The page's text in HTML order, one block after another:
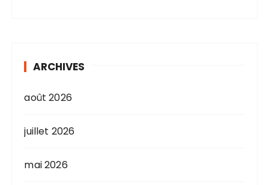
ARCHIVES
août 2026
juillet 2026
mai 2026